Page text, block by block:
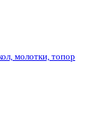
молотки, топор